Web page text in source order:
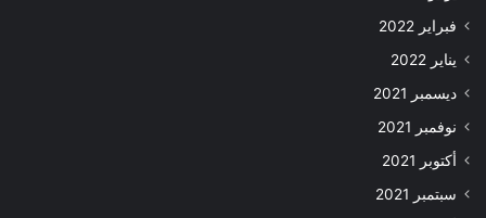
فبراير 2022
يناير 2022
ديسمبر 2021
نوفمبر 2021
أكتوبر 2021
سبتمبر 2021